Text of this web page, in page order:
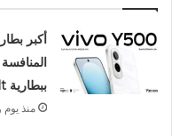
ببطارية BlueVolt رائدة بسعة 8100 مللي أمبير
منذ يوم